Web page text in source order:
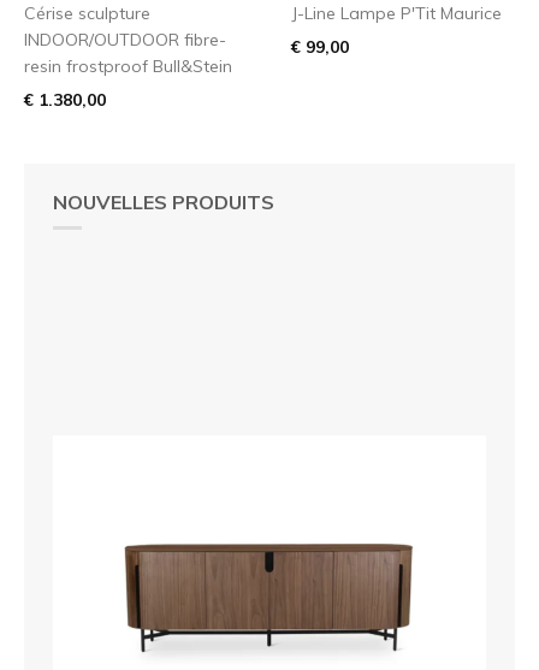
NOUVELLES PRODUITS
Cérise sculpture
INDOOR/OUTDOOR fibre-
resin frostproof Bull&Stein
€ 1.380,00
J-Line Lampe P'Tit Maurice
€ 99,00